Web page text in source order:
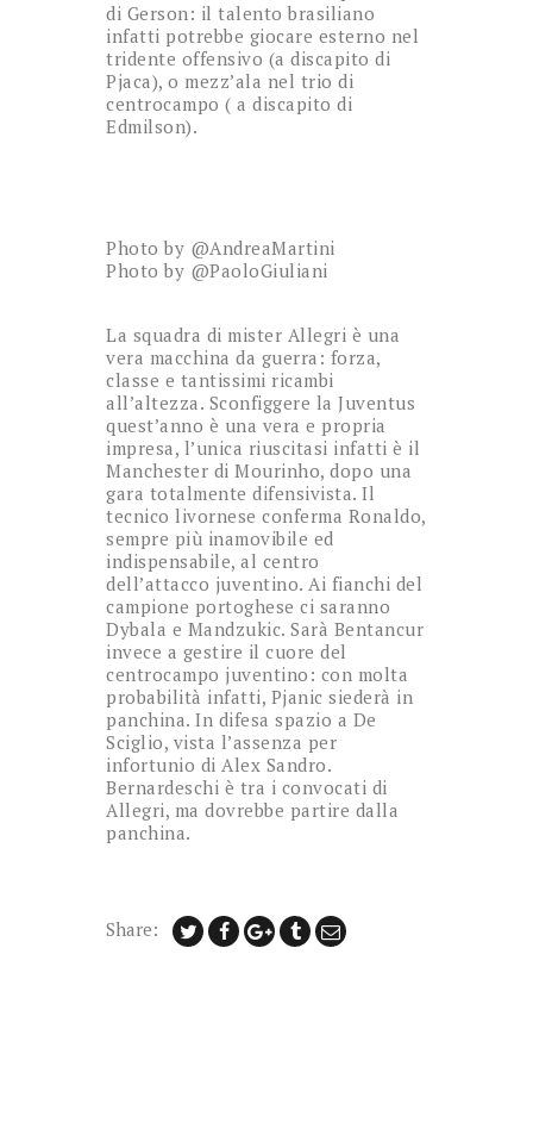
di Gerson: il talento brasiliano
infatti potrebbe giocare esterno nel
tridente offensivo (a discapito di
Pjaca), o mezz’ala nel trio di
centrocampo ( a discapito di
Edmilson).
Photo by @AndreaMartini
Photo by @PaoloGiuliani
La squadra di mister Allegri è una
vera macchina da guerra: forza,
classe e tantissimi ricambi
all’altezza. Sconfiggere la Juventus
quest’anno è una vera e propria
impresa, l’unica riuscitasi infatti è il
Manchester di Mourinho, dopo una
gara totalmente difensivista. Il
tecnico livornese conferma Ronaldo,
sempre più inamovibile ed
indispensabile, al centro
dell’attacco juventino. Ai fianchi del
campione portoghese ci saranno
Dybala e Mandzukic. Sarà Bentancur
invece a gestire il cuore del
centrocampo juventino: con molta
probabilità infatti, Pjanic siederà in
panchina. In difesa spazio a De
Sciglio, vista l’assenza per
infortunio di Alex Sandro.
Bernardeschi è tra i convocati di
Allegri, ma dovrebbe partire dalla
panchina.
Share: